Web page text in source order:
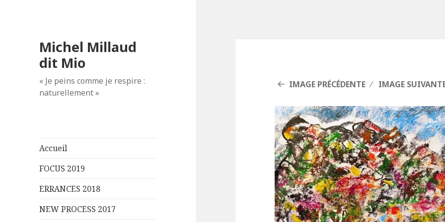
Michel Millaud
dit Mio
« Je peins comme je respire :
naturellement »
Accueil
FOCUS 2019
ERRANCES 2018
NEW PROCESS 2017
IMAGE PRÉCÉDENTE IMAGE